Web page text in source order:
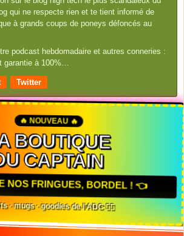
qui ne respecte rien et te tient informé de
à grands coups de poneys défoncés au
podcast hebdomadaire et autres conneries :
garantie à 100%…
Twitter
🔥 NOUVEAU 🔥
BOUTIQUE
CAPTAIN
NOS FRINGUES, BORDEL ! 👈
· mugs · goodies de l'ADC 🏴‍☠️